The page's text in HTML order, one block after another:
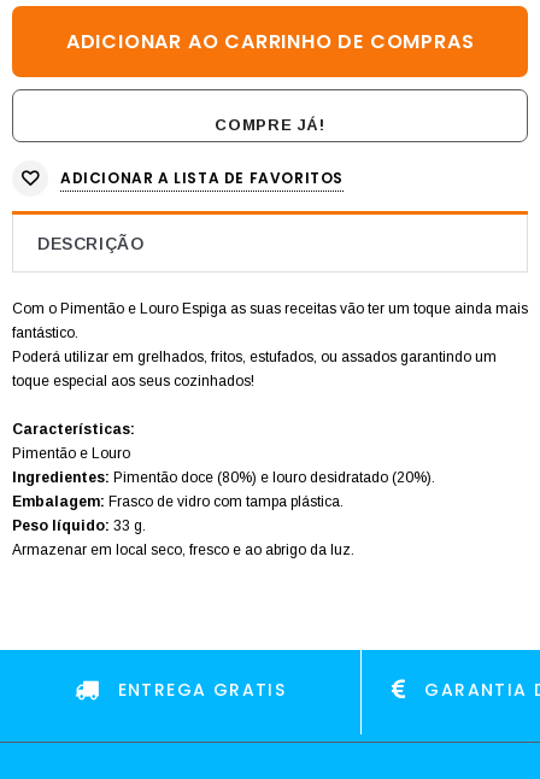
COMPRE JÁ!
ADICIONAR A LISTA DE FAVORITOS
DESCRIÇÃO
Com o Pimentão e Louro Espiga as suas receitas vão ter um toque ainda mais
fantástico.
Poderá utilizar em grelhados, fritos, estufados, ou assados garantindo um
toque especial aos seus cozinhados!
Características:
Pimentão e Louro
Ingredientes: Pimentão doce (80%) e louro desidratado (20%).
Embalagem: Frasco de vidro com tampa plástica.
Peso líquido: 33 g.
Armazenar em local seco, fresco e ao abrigo da luz.
ENTREGA GRATIS GARANTIA